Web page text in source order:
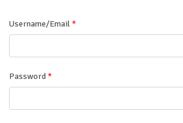
Username/Email*
Password*